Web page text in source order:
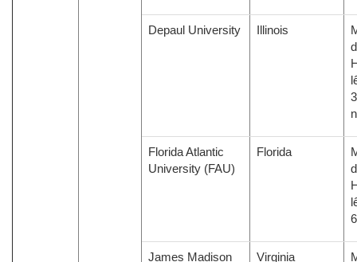
Depaul University Illinois
Florida Atlantic
University (FAU)
Florida
James Madison
Virginia